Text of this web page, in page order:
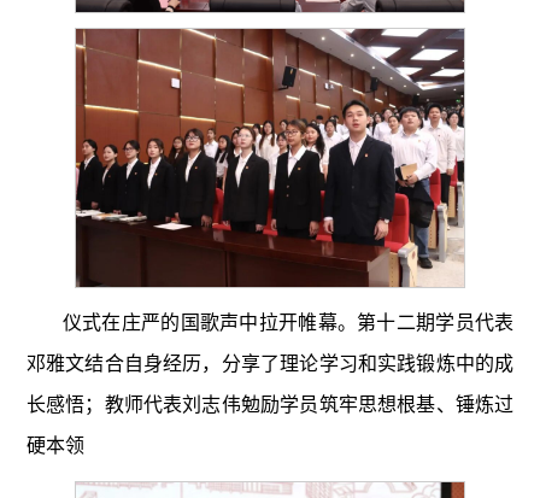
仪式在庄严的国歌声中拉开帷幕。第十二期学员代表
邓雅文结合自身经历，分享了理论学习和实践锻炼中的成
长感悟；教师代表刘志伟勉励学员筑牢思想根基、锤炼过
硬本领